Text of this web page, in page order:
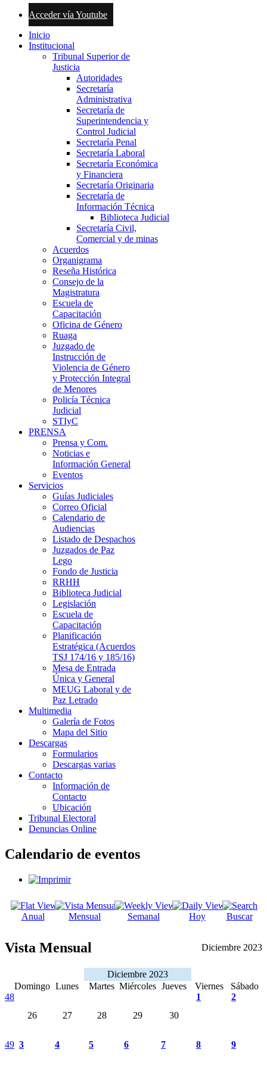
Acceder vía Youtube
Inicio
Institucional
Tribunal Superior de
Justicia
Autoridades
Secretaría
Administrativa
Secretaría de
Superintendencia y
Control Judicial
Secretaría Penal
Secretaría Laboral
Secretaría Económica
y Financiera
Secretaría Originaria
Secretaría de
Información Técnica
Biblioteca Judicial
Secretaría Civil,
Comercial y de minas
Acuerdos
Organigrama
Reseña Histórica
Consejo de la
Magistratura
Escuela de
Capacitación
Oficina de Género
Ruaga
Juzgado de
Instrucción de
Violencia de Género
y Protección Integral
de Menores
Policía Técnica
Judicial
STIyC
PRENSA
Prensa y Com.
Noticias e
Información General
Eventos
Servicios
Guías Judiciales
Correo Oficial
Calendario de
Audiencias
Listado de Despachos
Juzgados de Paz
Lego
Fondo de Justicia
RRHH
Biblioteca Judicial
Legislación
Escuela de
Capacitación
Planificación
Estratégica (Acuerdos
TSJ 174/16 y 185/16)
Mesa de Entrada
Única y General
MEUG Laboral y de
Paz Letrado
Multimedia
Galería de Fotos
Mapa del Sitio
Descargas
Formularios
Descargas varias
Contacto
Información de
Contacto
Ubicación
Tribunal Electoral
Denuncias Online
Calendario de eventos
Anual Mensual Semanal Hoy Buscar
Vista Mensual Diciembre 2023
Diciembre 2023
Domingo Lunes Martes Miércoles Jueves Viernes
Sábado
48
26
27 28 29 30
1 2
49 3 4 5 6 7 8 9